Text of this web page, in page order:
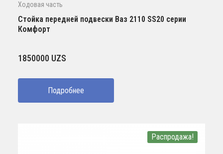
Ходовая часть
Стойка передней подвески Ваз 2110 SS20 серии
Комфорт
1850000 UZS
Подробнее
Распродажа!